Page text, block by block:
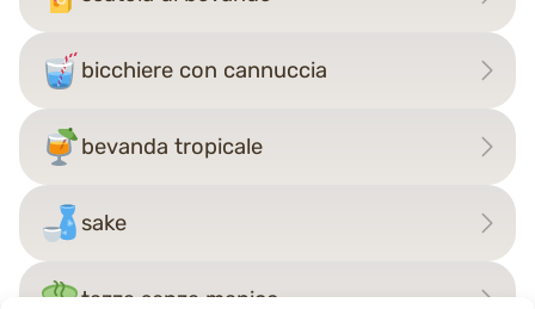
bicchiere con cannuccia
bevanda tropicale
sake
tazza senza manico